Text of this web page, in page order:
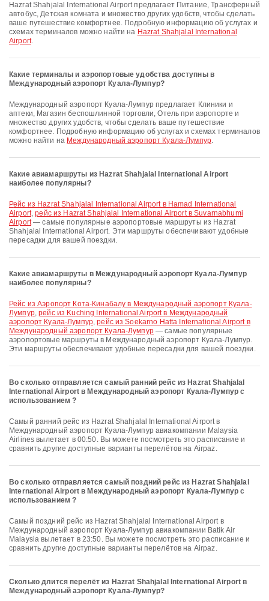
Hazrat Shahjalal International Airport предлагает Питание, Трансферный
автобус, Детская комната и множество других удобств, чтобы сделать
ваше путешествие комфортнее. Подробную информацию об услугах и
схемах терминалов можно найти на Hazrat Shahjalal International
Airport.
Какие терминалы и аэропортовые удобства доступны в
Международный аэропорт Куала-Лумпур?
Международный аэропорт Куала-Лумпур предлагает Клиники и
аптеки, Магазин беспошлинной торговли, Отель при аэропорте и
множество других удобств, чтобы сделать ваше путешествие
комфортнее. Подробную информацию об услугах и схемах терминалов
можно найти на Международный аэропорт Куала-Лумпур.
Какие авиамаршруты из Hazrat Shahjalal International Airport
наиболее популярны?
рейс из Hazrat Shahjalal International Airport в Hamad International
Airport,рейс из Hazrat Shahjalal International Airport в Suvarnabhumi
Airport— самые популярные аэропортовые маршруты из Hazrat
Shahjalal International Airport. Эти маршруты обеспечивают удобные
пересадки для вашей поездки.
Какие авиамаршруты в Международный аэропорт Куала-Лумпур
наиболее популярны?
рейс из Аэропорт Кота-Кинабалу в Международный аэропорт Куала-
Лумпур,рейс из Kuching International Airport в Международный
аэропорт Куала-Лумпур,рейс из Soekarno Hatta International Airport в
Международный аэропорт Куала-Лумпур— самые популярные
аэропортовые маршруты в Международный аэропорт Куала-Лумпур.
Эти маршруты обеспечивают удобные пересадки для вашей поездки.
Во сколько отправляется самый ранний рейс из Hazrat Shahjalal
International Airport в Международный аэропорт Куала-Лумпур с
использованием ?
Самый ранний рейс из Hazrat Shahjalal International Airport в
Международный аэропорт Куала-Лумпур авиакомпании Malaysia
Airlines вылетает в 00:50. Вы можете посмотреть это расписание и
сравнить другие доступные варианты перелётов на Airpaz.
Во сколько отправляется самый поздний рейс из Hazrat Shahjalal
International Airport в Международный аэропорт Куала-Лумпур с
использованием ?
Самый поздний рейс из Hazrat Shahjalal International Airport в
Международный аэропорт Куала-Лумпур авиакомпании Batik Air
Malaysia вылетает в 23:50. Вы можете посмотреть это расписание и
сравнить другие доступные варианты перелётов на Airpaz.
Сколько длится перелёт из Hazrat Shahjalal International Airport в
Международный аэропорт Куала-Лумпур?